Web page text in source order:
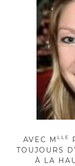
AVEC M LLE
TOUJOURS
À LA